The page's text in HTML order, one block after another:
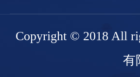
Copyright © 2018 All
有